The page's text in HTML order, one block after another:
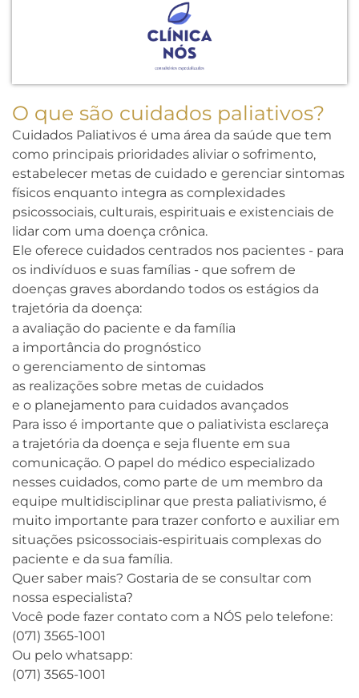
O que são cuidados paliativos?
Cuidados Paliativos é uma área da saúde que tem
como principais prioridades aliviar o sofrimento,
estabelecer metas de cuidado e gerenciar sintomas
físicos enquanto integra as complexidades
psicossociais, culturais, espirituais e existenciais de
lidar com uma doença crônica.
Ele oferece cuidados centrados nos pacientes - para
os indivíduos e suas famílias - que sofrem de
doenças graves abordando todos os estágios da
trajetória da doença:
a avaliação do paciente e da família
a importância do prognóstico
o gerenciamento de sintomas
as realizações sobre metas de cuidados
e o planejamento para cuidados avançados
Para isso é importante que o paliativista esclareça
a trajetória da doença e seja fluente em sua
comunicação. O papel do médico especializado
nesses cuidados, como parte de um membro da
equipe multidisciplinar que presta paliativismo, é
muito importante para trazer conforto e auxiliar em
situações psicossociais-espirituais complexas do
paciente e da sua família.
Quer saber mais? Gostaria de se consultar com
nossa especialista?
Você pode fazer contato com a NÓS pelo telefone:
(071) 3565-1001
Ou pelo whatsapp:
(071) 3565-1001